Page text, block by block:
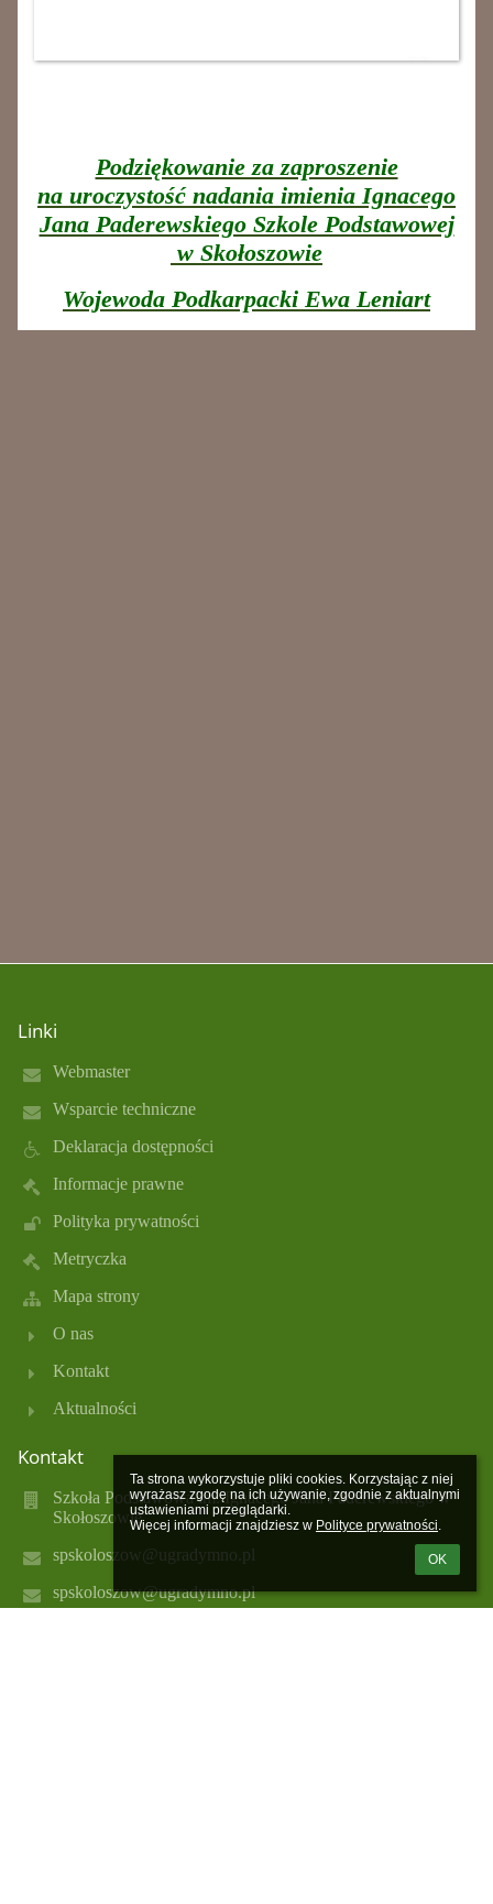
Ta strona wykorzystuje pliki cookies. Korzystając z niej
wyrażasz zgodę na ich używanie, zgodnie z aktualnymi
ustawieniami przeglądarki.
Więcej informacji znajdziesz w Polityce prywatności.
OK
Podziękowanie za zaproszenie
na uroczystość nadania imienia Ignacego
Jana Paderewskiego Szkole Podstawowej
w Skołoszowie
Wojewoda Podkarpacki Ewa Leniart
Linki
Webmaster
Wsparcie techniczne
Deklaracja dostępności
Informacje prawne
Polityka prywatności
Metryczka
Mapa strony
O nas
Kontakt
Aktualności
Kontakt
Szkoła Podstawowa im. Ignacego Jana Paderewskiego w
Skołoszowie
spskoloszow@ugradymno.pl
spskoloszow@ugradymno.pl